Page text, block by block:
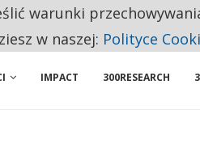
SĄ DWA PODMIOTY Z POLSKI
IMPACT 300RESEARCH
warunki
w naszej: Polityce